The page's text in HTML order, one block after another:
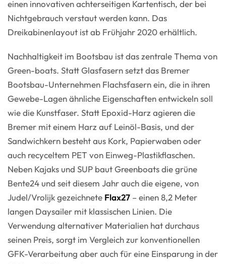
einen innovativen achterseitigen Kartentisch, der bei
Nichtgebrauch verstaut werden kann. Das
Dreikabinenlayout ist ab Frühjahr 2020 erhältlich.
Nachhaltigkeit im Bootsbau ist das zentrale Thema von
Green-boats. Statt Glasfasern setzt das Bremer
Bootsbau-Unternehmen Flachsfasern ein, die in ihren
Gewebe-Lagen ähnliche Eigenschaften entwickeln soll
wie die Kunstfaser. Statt Epoxid-Harz agieren die
Bremer mit einem Harz auf Leinöl-Basis, und der
Sandwichkern besteht aus Kork, Papierwaben oder
auch recyceltem PET von Einweg-Plastikflaschen.
Neben Kajaks und SUP baut Greenboats die grüne
Bente24 und seit diesem Jahr auch die eigene, von
Judel/Vrolijk gezeichnete Flax27 – einen 8,2 Meter
langen Daysailer mit klassischen Linien. Die
Verwendung alternativer Materialien hat durchaus
seinen Preis, sorgt im Vergleich zur konventionellen
GFK-Verarbeitung aber auch für eine Einsparung in der